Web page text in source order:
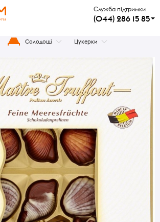
Служба підтримки
(044) 286 15 85
Солодощі Цукерки